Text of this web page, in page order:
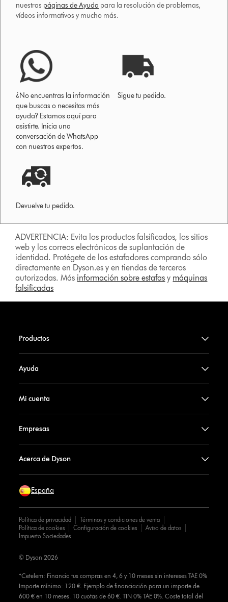
nuestras páginas de Ayuda para la resolución de problemas,
vídeos informativos y mucho más.
¿No encuentras la información
que buscas o necesitas más
ayuda? Estamos aquí para
asistirte. Inicia una
conversación de WhatsApp
con nuestros expertos.
Sigue tu pedido.
Devuelve tu pedido.
ADVERTENCIA: Evita los productos falsificados, los sitios
web y los correos electrónicos de suplantación de
identidad. Protégete de los estafadores comprando sólo
directamente en Dyson.es y en tiendas de terceros
autorizadas. Más información sobre estafas y máquinas
falsificadas
Productos
Ayuda
Mi cuenta
Empresas
Acerca de Dyson
España
Política de privacidad
Términos y condiciones de venta
Política de cookies
Configuración de cookies
Aviso de datos
Impuesto Sociedades
*Cetelem: Financia tus compras en 4, 6 y 10 meses sin intereses TAE 0%
Importe mínimo: 120 €. Ejemplo de financiación para un importe de
600 € en 10 meses. 10 cuotas de 60 €. TIN 0% TAE 0%. Coste total del
© Dyson 2026